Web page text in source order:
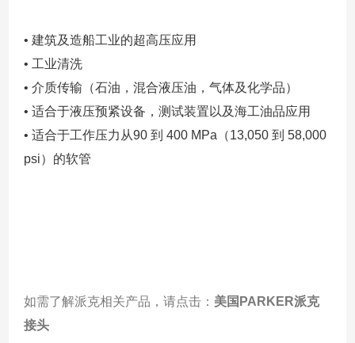
• 建筑及造船工业的超高压应用
• 工业清洗
• 介质传输（石油，混合液压油，气体及化学品）
• 适合于液压预紧设备，测试装置以及海工油品应用
• 适合于工作压力从90 到 400 MPa（13,050 到 58,000
psi）的软管
如需了解派克相关产品，请点击： 美国PARKER派克
接头